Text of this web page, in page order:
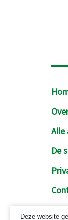
Alle
De
Deze website